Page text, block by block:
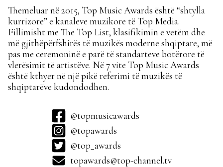
Themeluar në 2015, Top Music Awards është “shtylla
kurrizore” e kanaleve muzikore të Top Media.
Fillimisht me The Top List, klasifikimin e vetëm dhe
më gjithëpërfshirës të muzikës moderne shqiptare, më
pas me ceremoninë e parë të standarteve botërore të
vlerësimit të artistëve. Në 7 vite Top Music Awards
është kthyer në një pikë referimi të muzikës të
shqiptarëve kudondodhen.
@topmusicawards
@topawards
@top_awards
topawards@top-channel.tv